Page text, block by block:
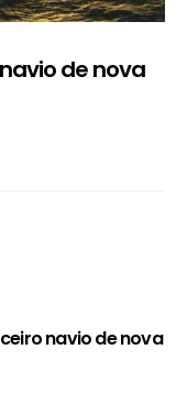
de nova
navio de nova